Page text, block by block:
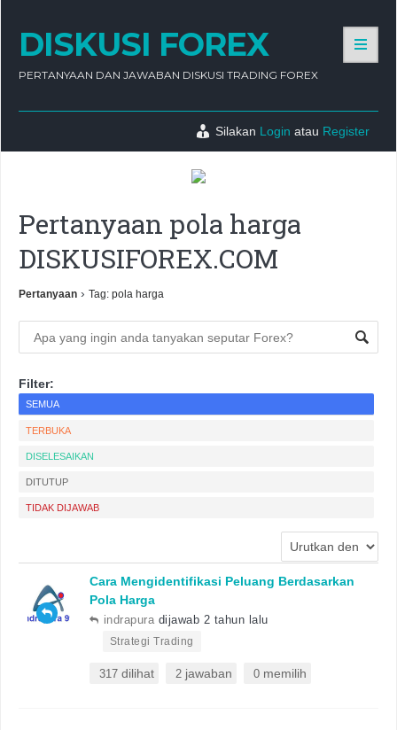
DISKUSI FOREX
PERTANYAAN DAN JAWABAN DISKUSI TRADING FOREX
Silakan Login atau Register
Pertanyaan pola harga
DISKUSIFOREX.COM
Pertanyaan › Tag: pola harga
Filter:
SEMUA
TERBUKA
DISELESAIKAN
DITUTUP
TIDAK DIJAWAB
Cara Mengidentifikasi Peluang Berdasarkan
Pola Harga
indrapura dijawab 2 tahun lalu
Strategi Trading
317 dilihat 2 jawaban 0 memilih